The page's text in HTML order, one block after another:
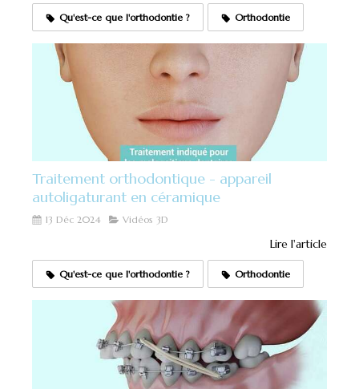
Qu'est-ce que l'orthodontie ? Orthodontie
Traitement orthodontique - appareil
autoligaturant en céramique
13 Déc 2024 Vidéos 3D
Lire l'article
Qu'est-ce que l'orthodontie ? Orthodontie